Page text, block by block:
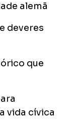
alemã
deveres
que
vida cívica